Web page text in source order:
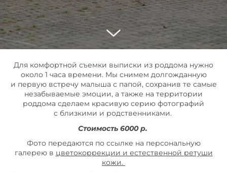
Для комфортной съемки выписки из роддома нужно
около 1 часа времени. Мы снимем долгожданную
и первую встречу малыша с папой, сохранив те самые
незабываемые эмоции, а также на территории
роддома сделаем красивую серию фотографий
с близкими и родственниками.
Стоимость 6000 р.
Фото передаются по ссылке на персональную
галерею в цветокоррекции и естественной ретуши
кожи.